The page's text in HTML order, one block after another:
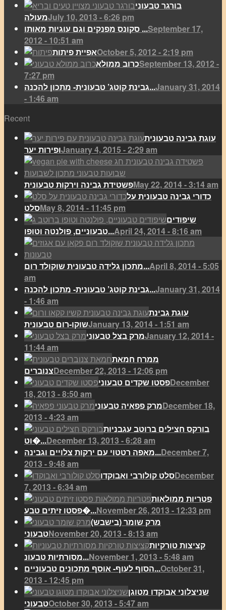
בורגר טבעוני
מעולהJuly 10, 2013 - 6:26 pm
סקונס מפנקים וגם עוגיות מאותו ...September 17,
2012 - 10:51 am
אפיית פיתותOctober 5, 2012 - 2:19 pm
כרוב ממולאSeptember 13, 2012 -
7:27 pm
גבינת קוטג’ טבעונית- מתכון להכנה...January 31, 2014
- 1:46 am
Recent
עוגת גבינה טבעונית
ופירות יערJanuary 4, 2015 - 2:29 am
פשטידת גבינה וירקות טבעוניתMay 22, 2014 - 3:14 am
כדורי גבינה טבעונית על
סלטMay 8, 2014 - 11:45 pm
שיפודים
טבעוניים, פולנטה וטופו...April 24, 2014 - 8:16 am
מתכון גלידה טבעונית שוקולד רום...April 8, 2014 - 5:05
am
גבינת קוטג’ טבעונית- מתכון להכנה...January 31, 2014
- 1:46 am
עוגת גבינת
שוקו-רום טבעוניתJanuary 13, 2014 - 1:51 am
מרק בצל טבעוניJanuary 12, 2014 -
11:44 am
ממרח חמאת
צנובריםDecember 22, 2013 - 12:06 pm
פסטו שקדים טבעוניDecember
18, 2013 - 8:50 am
מרק פפאיה טבעוניDecember 18,
2013 - 4:23 am
בורקס חצילים ברוטב עגבניות
וט�...December 13, 2013 - 6:28 am
מאפה רטטוי עם ירקות צלויים וגבינה...December 7,
2013 - 9:48 am
סלט קולורבי ואבוקדוDecember
7, 2013 - 6:34 am
פטריות ממולאות
פסטו זיתים טבע�...November 26, 2013 - 12:33 pm
מרק שומר (בישבש)
טבעוניNovember 20, 2013 - 8:13 am
קציצות טורקיות
מסורתיות טבעונ...November 1, 2013 - 5:48 am
הסוף לעוף- אוסף מתכונים טבעוניים...October 31,
2013 - 12:45 pm
שניצלוני אבוקדו מטוגן
טבעוניOctober 30, 2013 - 5:47 am